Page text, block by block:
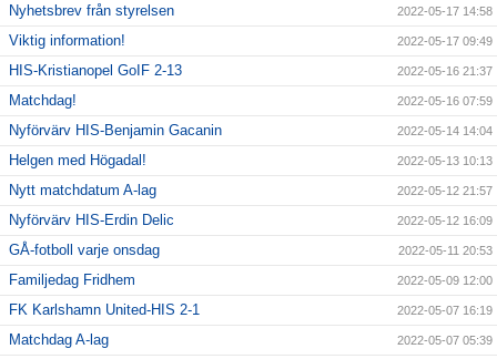
Nyhetsbrev från styrelsen 2022-05-17 14:58
Viktig information! 2022-05-17 09:49
HIS-Kristianopel GoIF 2-13 2022-05-16 21:37
Matchdag! 2022-05-16 07:59
Nyförvärv HIS-Benjamin Gacanin 2022-05-14 14:04
Helgen med Högadal! 2022-05-13 10:13
Nytt matchdatum A-lag 2022-05-12 21:57
Nyförvärv HIS-Erdin Delic 2022-05-12 16:09
GÅ-fotboll varje onsdag 2022-05-11 20:53
Familjedag Fridhem 2022-05-09 12:00
FK Karlshamn United-HIS 2-1 2022-05-07 16:19
Matchdag A-lag 2022-05-07 05:39